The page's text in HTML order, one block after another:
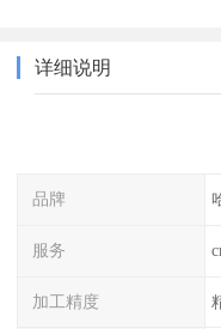
详细说明
品牌
服务
加工精度